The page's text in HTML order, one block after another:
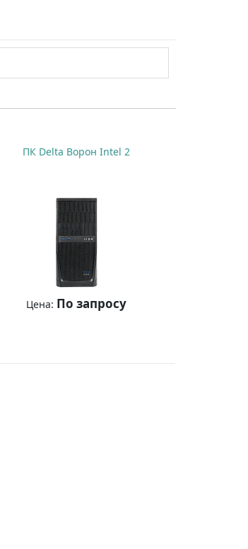
ПК Delta Ворон Intel 2
Цена: По запросу